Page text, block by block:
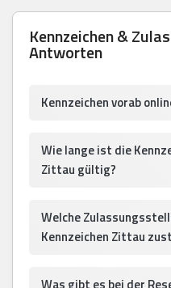
Kennzeichen &
Antworten
Kennzeichen vorab
Wie lange ist die
Zittau gültig?
Welche
Kennzeichen Zittau
Was gibt es bei der